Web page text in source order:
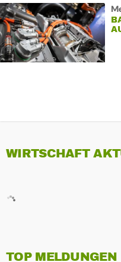
WIRTSCHAFT
TOP MELDUNGEN